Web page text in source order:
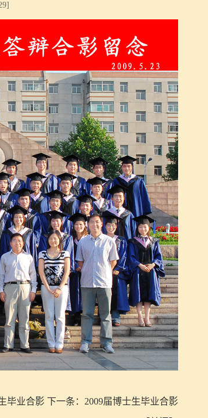
]
毕业合影 下一条： 2009届博士生毕业合影